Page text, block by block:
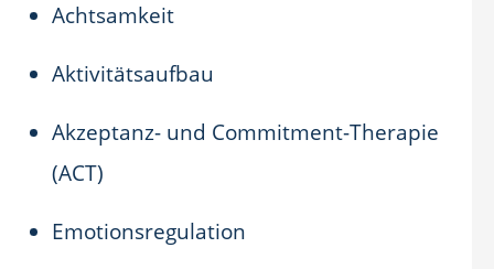
Achtsamkeit
Aktivitätsaufbau
Akzeptanz- und Commitment-Therapie
(ACT)
Emotionsregulation